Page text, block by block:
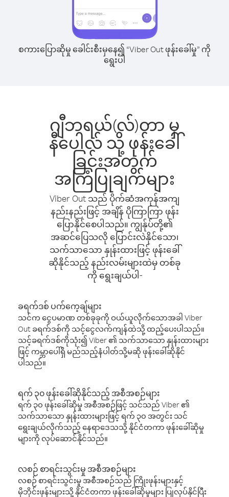
စကားပြောဆိုမှု ခေါင်းစီးမှနေ၍ “Viber Out ဖုန်းခေါ်မှု” ကို
ရွေးပါ
ဂျီဘရယ်(လ်)တာ မှ
နီပေါလ် သို့ ဖုန်းခေါ်
ခြင်းအတွက်
အကြံပြုချက်များ
Viber Out သည် ပိုက်ဆံအကုန်အကျ
နည်းနည်းဖြင့် အချိန် ပိုကြာကြာ ဖုန်း
ပြောနိုင်စေပါသည်။ ကျွန်ုပ်တို့၏
အဆင်ပြေသလို ပြောင်းလဲနိုင်သော၊
သက်သာသော နှုန်းထားဖြင့် ဖုန်းခေါ်
ဆိုနိုင်သည့် နည်းလမ်းများထဲမှ တစ်ခု
ကို ရွေးချယ်ပါ-
ခရက်ဒစ် ပက်ကေ့ချ်များ
သင်က ငွေပမာဏ တစ်ခုခုကို ဝယ်ယူလိုက်သောအခါ Viber
Out ခရက်ဒစ်ကို သင့်ငွေလက်ကျန်ထဲသို့ ထည့်ပေးပါသည်။
သင့်ခရက်ဒစ်ကိုသုံး၍ Viber ၏ သက်သာသော နှုန်းထားများ
ဖြင့် ကမ္ဘာပေါ်ရှိ မည်သည့်နံပါတ်သို့မဆို ဖုန်းခေါ်ဆိုနိုင်
ပါသည်။
ရက် ၃၀ ဖုန်းခေါ်ဆိုနိုင်သည့် အစီအစဉ်များ
ရက် ၃၀ ဖုန်းခေါ်ဆိုမှု အစီအစဉ်ဖြင့် သင်သည် Viber ၏
သက်သာသော နှုန်းထားများဖြင့် ရက် ၃၀ အတွင်း သင်
ရွေးချယ်လိုက်သည့် နေရာဒေသသို့ နိုင်ငံတကာ ဖုန်းခေါ်ဆိုမှု
များကို လုပ်ဆောင်နိုင်သည်။
လစဉ် စာရင်းသွင်းမှု အစီအစဉ်များ
လစဉ် စာရင်းသွင်းမှု အစီအစဉ်သည် ကြိုးဖုန်းများနှင့်
မိုဘိုင်းဖုန်းများသို့ နိုင်ငံတကာ ဖုန်းခေါ်ဆိုမှုများ ပြုလုပ်နိုင်ပြီး